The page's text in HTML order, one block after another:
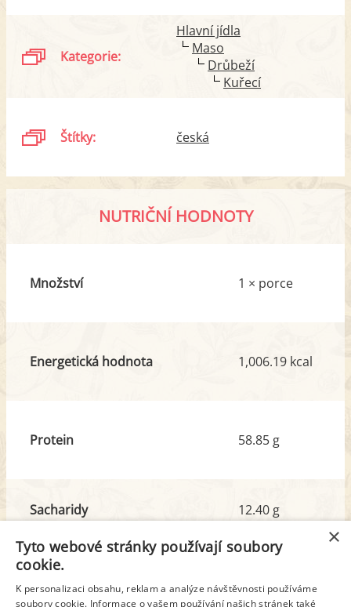
Kategorie:
Hlavní jídla
Maso
Drůbeží
Kuřecí
Štítky: česká
NUTRIČNÍ HODNOTY
Množství 1 × porce
Energetická hodnota 1,006.19 kcal
Protein 58.85 g
Sacharidy
12.40 g
Tuk
38.12 g
×
Tyto webové stránky používají soubory
cookie.
K personalizaci obsahu, reklam a analýze návštěvnosti používáme
soubory cookie. Informace o vašem používání našich stránek také